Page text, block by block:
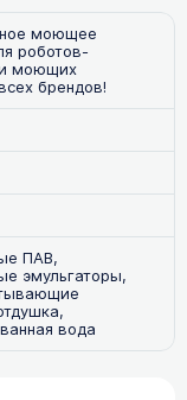
моющее
роботов-
моющих
брендов!
ПАВ,
эмульгаторы,
вода